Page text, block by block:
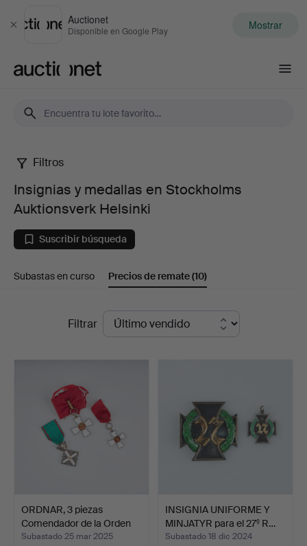
Cerrar
Auctionet
Disponible en Google Play Mostrar
Insignias
medallas
en
Auktionsverk
Helsinki
Filtros
Insignias y medallas en Stockholms
Auktionsverk Helsinki
Suscribir búsqueda
Subastas en curso Precios de remate(10)
Filtrar
ORDNAR, 3 piezas
Comendador de la Orden
de…
Subastado 25 mar 2025
INSIGNIA UNIFORME Y
MINJATYR para el 27º R…
Subastado 18 dic 2024